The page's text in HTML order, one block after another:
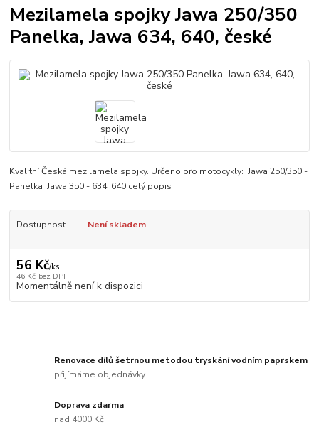
Mezilamela spojky Jawa 250/350
Panelka, Jawa 634, 640, české
Kvalitní Česká mezilamela spojky. Určeno pro motocykly: Jawa 250/350 -
Panelka Jawa 350 - 634, 640 celý popis
Dostupnost Není skladem
56 Kč/ks
46 Kč bez DPH
Momentálně není k dispozici
Renovace dílů šetrnou metodou tryskání vodním paprskem
přijímáme objednávky
Doprava zdarma
nad 4000 Kč